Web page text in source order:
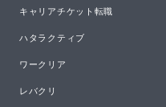
キャリアチケット転職
ハタラクティブ
ワークリア
レバクリ